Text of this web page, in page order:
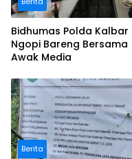
Bidhumas Polda Kalbar
Ngopi Bareng Bersama
Awak Media
Berita